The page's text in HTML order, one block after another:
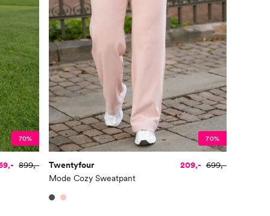
70%
899,-
70%
Twentyfour
Mode Cozy Sweatpant
209,- 699,-